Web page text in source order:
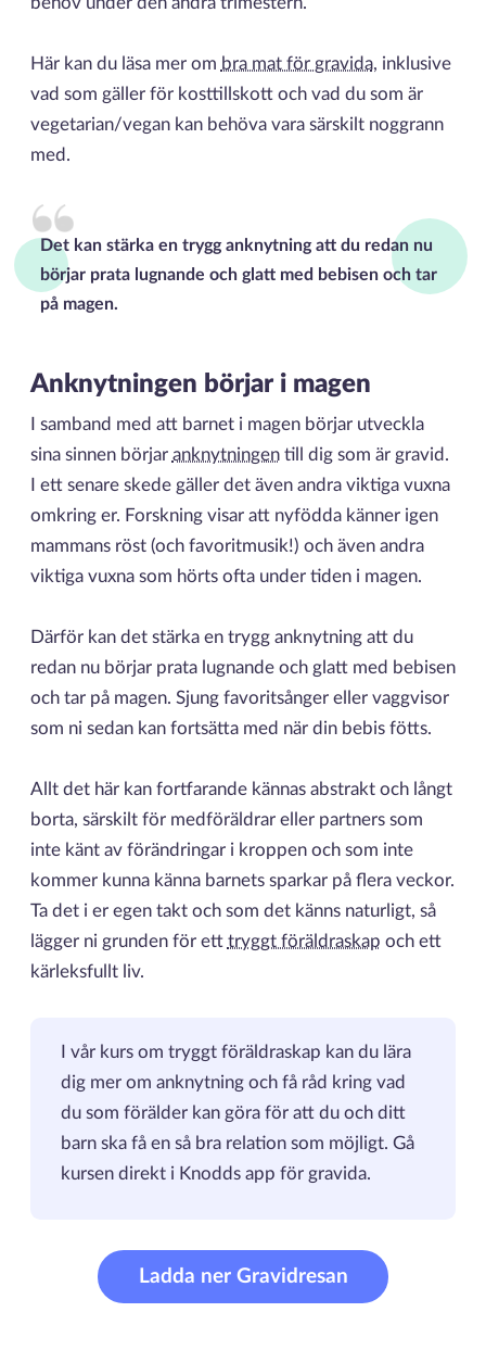
behov under den andra trimestern.
Här kan du läsa mer om bra mat för gravida, inklusive
vad som gäller för kosttillskott och vad du som är
vegetarian/vegan kan behöva vara särskilt noggrann
med.
Det kan stärka en trygg anknytning att du redan nu
börjar prata lugnande och glatt med bebisen och tar
på magen.
Anknytningen börjar i magen
I samband med att barnet i magen börjar utveckla
sina sinnen börjar anknytningentill dig som är gravid.
I ett senare skede gäller det även andra viktiga vuxna
omkring er. Forskning visar att nyfödda känner igen
mammans röst (och favoritmusik!) och även andra
viktiga vuxna som hörts ofta under tiden i magen.
Därför kan det stärka en trygg anknytning att du
redan nu börjar prata lugnande och glatt med bebisen
och tar på magen. Sjung favoritsånger eller vaggvisor
som ni sedan kan fortsätta med när din bebis fötts.
Allt det här kan fortfarande kännas abstrakt och långt
borta, särskilt för medföräldrar eller partners som
inte känt av förändringar i kroppen och som inte
kommer kunna känna barnets sparkar på flera veckor.
Ta det i er egen takt och som det känns naturligt, så
lägger ni grunden för ett tryggt föräldraskap och ett
kärleksfullt liv.
I vår kurs om tryggt föräldraskap kan du lära
dig mer om anknytning och få råd kring vad
du som förälder kan göra för att du och ditt
barn ska få en så bra relation som möjligt. Gå
kursen direkt i Knodds app för gravida.
Ladda ner Gravidresan